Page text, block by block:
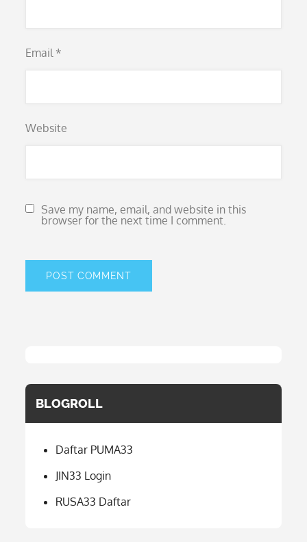
Email *
Website
Save my name, email, and website in this
browser for the next time I comment.
BLOGROLL
Daftar PUMA33
JIN33 Login
RUSA33 Daftar